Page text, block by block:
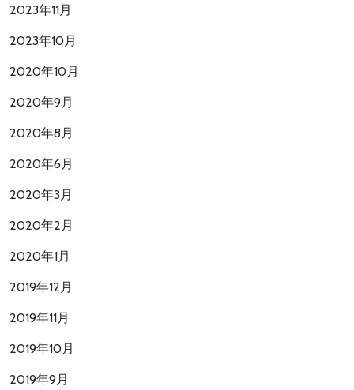
2023年11月
2023年10月
2020年10月
2020年9月
2020年8月
2020年6月
2020年3月
2020年2月
2020年1月
2019年12月
2019年11月
2019年10月
2019年9月